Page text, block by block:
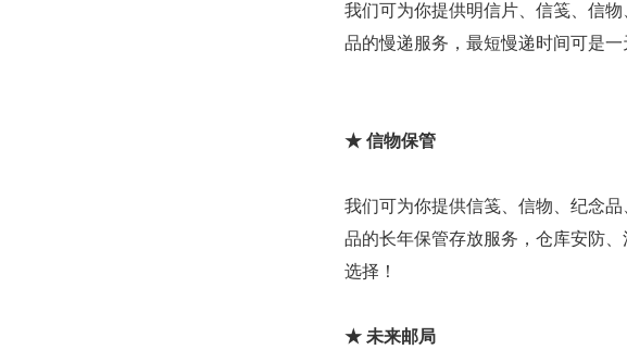
我们可为你提供明信片、信笺、信
品的慢递服务，最短慢递时间可是一
★ 信物保管
我们可为你提供信笺、信物、纪念
品的长年保管存放服务，仓库安防
选择！
★ 未来邮局